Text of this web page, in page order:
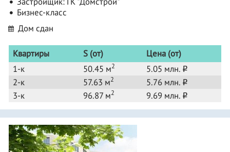
Бизнес-класс
Дом сдан
Квартиры S (от)
Цена (от)
1-к
50.45 м2 5.05 млн. o
2-к 57.63 м2 5.76 млн. o
3-к 96.87 м2 9.69 млн. o